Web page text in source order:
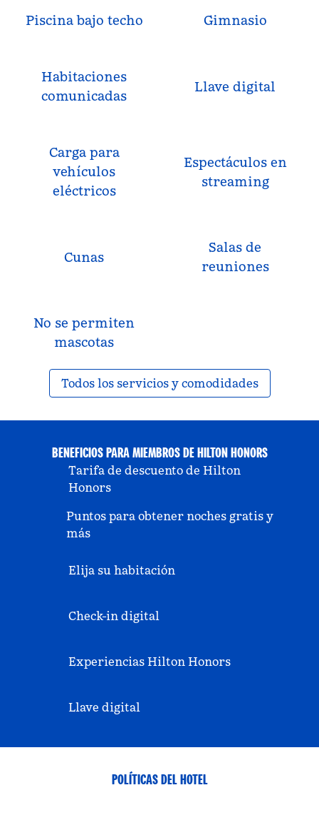
Piscina bajo techo Gimnasio
Habitaciones
comunicadas
Llave digital
Carga para
vehículos
eléctricos
Espectáculos en
streaming
Cunas
Salas de
reuniones
No se permiten
mascotas
Todos los servicios y comodidades
BENEFICIOS PARA MIEMBROS DE HILTON HONORS
Tarifa de descuento de Hilton
Honors
Puntos para obtener noches gratis y
más
Elija su habitación
Check-in digital
Experiencias Hilton Honors
Llave digital
POLÍTICAS DEL HOTEL